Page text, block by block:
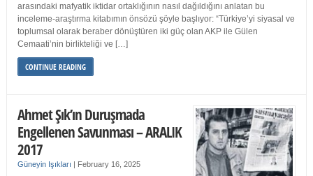
arasındaki mafyatik iktidar ortaklığının nasıl dağıldığını anlatan bu
inceleme-araştırma kitabımın önsözü şöyle başlıyor: “Türkiye’yi siyasal ve
toplumsal olarak beraber dönüştüren iki güç olan AKP ile Gülen
Cemaati’nin birlikteliği ve […]
CONTINUE READING
Ahmet Şık’ın Duruşmada
Engellenen Savunması – ARALIK
2017
Güneyin Işıkları | February 16, 2025